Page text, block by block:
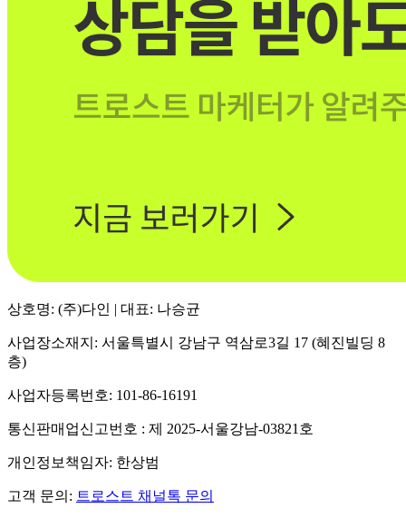
상호명: (주)다인 | 대표: 나승균
사업장소재지: 서울특별시 강남구 역삼로3길 17 (혜진빌딩 8
층)
사업자등록번호: 101-86-16191
통신판매업신고번호 : 제 2025-서울강남-03821호
개인정보책임자: 한상범
고객 문의: 트로스트 채널톡 문의